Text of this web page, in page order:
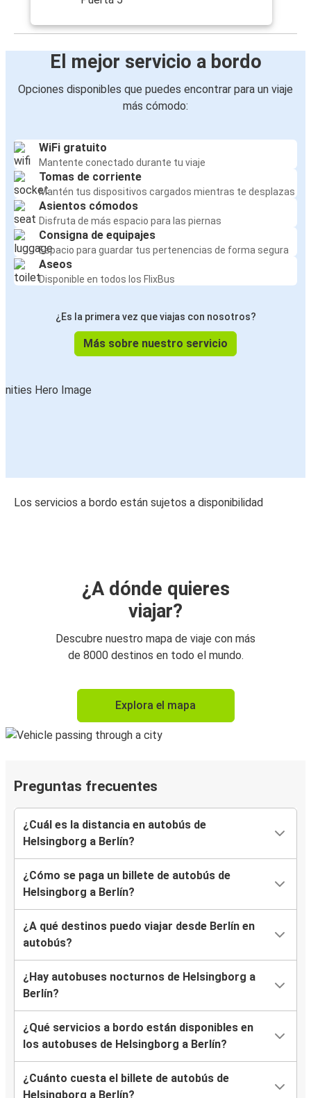
El mejor servicio a bordo
Opciones disponibles que puedes encontrar para un viaje
más cómodo:
WiFi gratuito
Mantente conectado durante tu viaje
Tomas de corriente
Mantén tus dispositivos cargados mientras te desplazas
Asientos cómodos
Disfruta de más espacio para las piernas
Consigna de equipajes
Espacio para guardar tus pertenencias de forma segura
Aseos
Disponible en todos los FlixBus
¿Es la primera vez que viajas con nosotros?
Más sobre nuestro servicio
Los servicios a bordo están sujetos a disponibilidad
¿A dónde quieres
viajar?
Descubre nuestro mapa de viaje con más
de 8000 destinos en todo el mundo.
Explora el mapa
Preguntas frecuentes
¿Cuál es la distancia en autobús de
Helsingborg a Berlín?
¿Cómo se paga un billete de autobús de
Helsingborg a Berlín?
¿A qué destinos puedo viajar desde Berlín en
autobús?
¿Hay autobuses nocturnos de Helsingborg a
Berlín?
¿Qué servicios a bordo están disponibles en
los autobuses de Helsingborg a Berlín?
¿Cuánto cuesta el billete de autobús de
Helsingborg a Berlín?